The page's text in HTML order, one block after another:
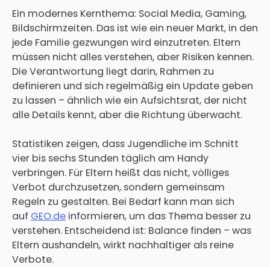
Ein modernes Kernthema: Social Media, Gaming,
Bildschirmzeiten. Das ist wie ein neuer Markt, in den
jede Familie gezwungen wird einzutreten. Eltern
müssen nicht alles verstehen, aber Risiken kennen.
Die Verantwortung liegt darin, Rahmen zu
definieren und sich regelmäßig ein Update geben
zu lassen – ähnlich wie ein Aufsichtsrat, der nicht
alle Details kennt, aber die Richtung überwacht.
Statistiken zeigen, dass Jugendliche im Schnitt
vier bis sechs Stunden täglich am Handy
verbringen. Für Eltern heißt das nicht, völliges
Verbot durchzusetzen, sondern gemeinsam
Regeln zu gestalten. Bei Bedarf kann man sich
auf GEO.de informieren, um das Thema besser zu
verstehen. Entscheidend ist: Balance finden – was
Eltern aushandeln, wirkt nachhaltiger als reine
Verbote.